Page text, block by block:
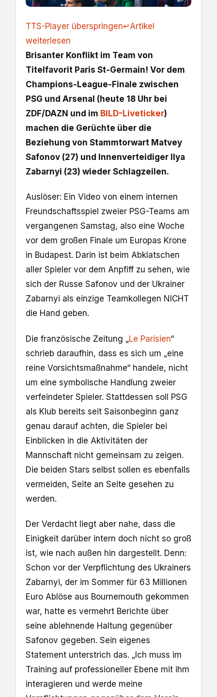
TTS-Player überspringen↵Artikel
weiterlesen
Brisanter Konflikt im Team von
Titelfavorit Paris St-Germain! Vor dem
Champions-League-Finale zwischen
PSG und Arsenal (heute 18 Uhr bei
ZDF/DAZN und im BILD-Liveticker)
machen die Gerüchte über die
Beziehung von Stammtorwart Matvey
Safonov (27) und Innenverteidiger Ilya
Zabarnyi (23) wieder Schlagzeilen.
Auslöser: Ein Video von einem internen
Freundschaftsspiel zweier PSG-Teams am
vergangenen Samstag, also eine Woche
vor dem großen Finale um Europas Krone
in Budapest. Darin ist beim Abklatschen
aller Spieler vor dem Anpfiff zu sehen, wie
sich der Russe Safonov und der Ukrainer
Zabarnyi als einzige Teamkollegen NICHT
die Hand geben.
Die französische Zeitung „Le Parisien“
schrieb daraufhin, dass es sich um „eine
reine Vorsichtsmaßnahme“ handele, nicht
um eine symbolische Handlung zweier
verfeindeter Spieler. Stattdessen soll PSG
als Klub bereits seit Saisonbeginn ganz
genau darauf achten, die Spieler bei
Einblicken in die Aktivitäten der
Mannschaft nicht gemeinsam zu zeigen.
Die beiden Stars selbst sollen es ebenfalls
vermeiden, Seite an Seite gesehen zu
werden.
Der Verdacht liegt aber nahe, dass die
Einigkeit darüber intern doch nicht so groß
ist, wie nach außen hin dargestellt. Denn:
Schon vor der Verpflichtung des Ukrainers
Zabarnyi, der im Sommer für 63 Millionen
Euro Ablöse aus Bournemouth gekommen
war, hatte es vermehrt Berichte über
seine ablehnende Haltung gegenüber
Safonov gegeben. Sein eigenes
Statement unterstrich das. „Ich muss im
Training auf professioneller Ebene mit ihm
interagieren und werde meine